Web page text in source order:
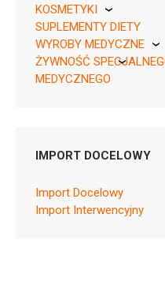
Rpz ¦ EU/1/23/1741/003
35 tabl.
Rpz ¦ EU/1/23/1741/
28 tabl.
L01EN04
KOSMETYKI
Pierre Fabre
SUPLEMENTY DIETY
WYROBY MEDYCZNE
KikGel
ŻYWNOŚĆ
MEDYCZNEGO
IMPORT DOCELOWY
Import Docelowy
Import Interwencyjny